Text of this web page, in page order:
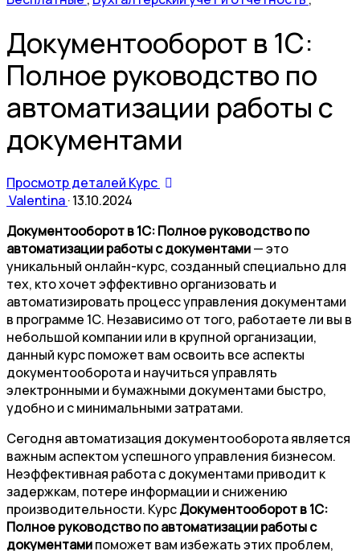
Документооборот в 1С:
Полное руководство по
автоматизации работы с
документами
Просмотр деталей Курс
Valentina·13.10.2024
Документооборот в 1С: Полное руководство по
автоматизации работы с документами— это
уникальный онлайн-курс, созданный специально для
тех, кто хочет эффективно организовать и
автоматизировать процесс управления документами
в программе 1С. Независимо от того, работаете ли вы в
небольшой компании или в крупной организации,
данный курс поможет вам освоить все аспекты
документооборота и научиться управлять
электронными и бумажными документами быстро,
удобно и с минимальными затратами.
Сегодня автоматизация документооборота является
важным аспектом успешного управления бизнесом.
Неэффективная работа с документами приводит к
задержкам, потере информации и снижению
производительности. КурсДокументооборот в 1С:
Полное руководство по автоматизации работы с
документамипоможет вам избежать этих проблем,